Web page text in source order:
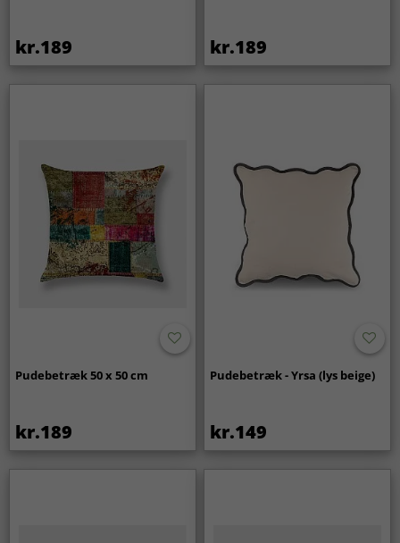
kr.189 kr.189
Pudebetræk 50 x 50 cm
kr.189
Pudebetræk - Yrsa (lys beige)
kr.149